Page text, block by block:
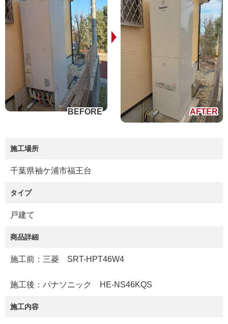
施工場所
千葉県袖ケ浦市福王台
タイプ
戸建て
商品詳細
施工前：三菱 SRT-HPT46W4
施工後：パナソニック HE-NS46KQS
施工内容